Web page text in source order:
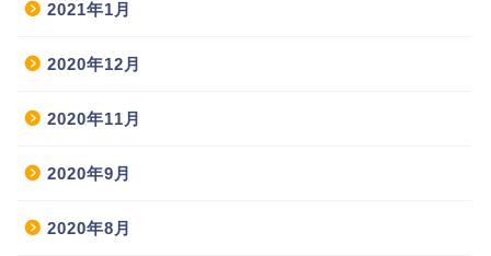
2021年1月
2020年12月
2020年11月
2020年9月
2020年8月